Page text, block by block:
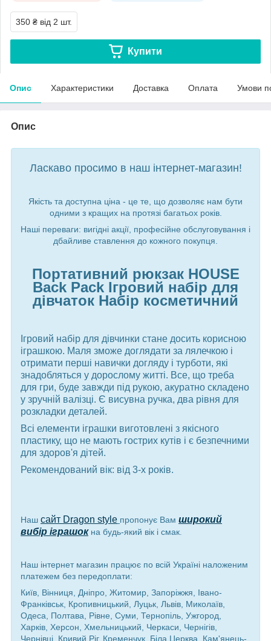
350 ₴ від 2 шт.
Купити
Опис Характеристики Доставка Оплата Умови
Опис
Ласкаво просимо в наш інтернет-магазин!
Якість та доступна ціна - це те, що дозволяє нам бути
одними з кращих на протязі багатьох років.
Наші переваги: вигідні акції, професійне обслуговування і
дбайливе ставлення до кожного покупця.
Портативний рюкзак HOUSE
Back Pack Ігровий набір для
дівчаток Набір косметичний
Ігровий набір для дівчинки стане досить корисною
іграшкою. Маля зможе доглядати за лялечкою і
отримати перші навички догляду і турботи, які
знадобляться у дорослому житті. Все, що треба
для гри, буде завжди під рукою, акуратно складено
у зручній валізці. Є висувна ручка, два рівня для
розкладки деталей.
Всі елементи іграшки виготовлені з якісного
пластику, що не мають гострих кутів і є безпечними
для здоров'я дітей.
Рекомендований вік: від 3-х років.
Наш сайт Dragon style пропонує Вам широкий
вибір іграшокна будь-який вік і смак.
Наш інтернет магазин працює по всій Україні наложеним
платежем без передоплати:
Київ, Вінниця, Дніпро, Житомир, Запоріжжя, Івано-
Франківськ, Кропивницький, Луцьк, Львів, Миколаїв,
Одеса, Полтава, Рівне, Суми, Тернопіль, Ужгород,
Харків, Херсон, Хмельницький, Черкаси, Чернігів,
Чернівці, Кривий Ріг, Кременчук, Біла Церква, Кам'янець-